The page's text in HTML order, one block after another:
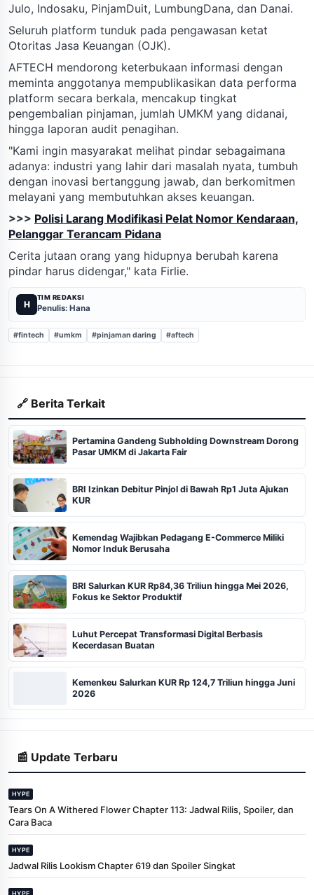
Julo, Indosaku, PinjamDuit, LumbungDana, dan Danai.
Seluruh platform tunduk pada pengawasan ketat
Otoritas Jasa Keuangan (OJK).
AFTECH mendorong keterbukaan informasi dengan
meminta anggotanya mempublikasikan data performa
platform secara berkala, mencakup tingkat
pengembalian pinjaman, jumlah UMKM yang didanai,
hingga laporan audit penagihan.
"Kami ingin masyarakat melihat pindar sebagaimana
adanya: industri yang lahir dari masalah nyata, tumbuh
dengan inovasi bertanggung jawab, dan berkomitmen
melayani yang membutuhkan akses keuangan.
>>> Polisi Larang Modifikasi Pelat Nomor Kendaraan,
Pelanggar Terancam Pidana
Cerita jutaan orang yang hidupnya berubah karena
pindar harus didengar," kata Firlie.
H
TIM REDAKSI
Penulis: Hana
#fintech #umkm #pinjaman daring #aftech
🔗 Berita Terkait
Pertamina Gandeng Subholding Downstream Dorong
Pasar UMKM di Jakarta Fair
BRI Izinkan Debitur Pinjol di Bawah Rp1 Juta Ajukan
KUR
Kemendag Wajibkan Pedagang E-Commerce Miliki
Nomor Induk Berusaha
BRI Salurkan KUR Rp84,36 Triliun hingga Mei 2026,
Fokus ke Sektor Produktif
Luhut Percepat Transformasi Digital Berbasis
Kecerdasan Buatan
Kemenkeu Salurkan KUR Rp 124,7 Triliun hingga Juni
2026
📰 Update Terbaru
HYPE
Tears On A Withered Flower Chapter 113: Jadwal Rilis, Spoiler, dan
Cara Baca
HYPE
Jadwal Rilis Lookism Chapter 619 dan Spoiler Singkat
HYPE